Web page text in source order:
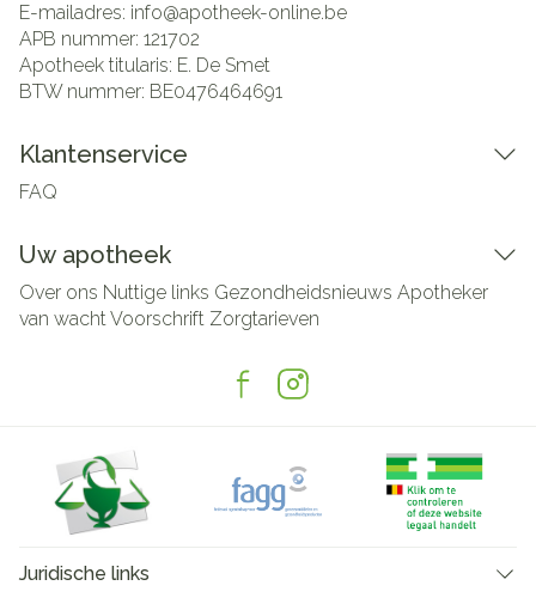
E-mailadres: info@apotheek-online.be
APB nummer: 121702
Apotheek titularis: E. De Smet
BTW nummer: BE0476464691
Klantenservice
FAQ
Uw apotheek
Over ons Nuttige links Gezondheidsnieuws Apotheker
van wachtVoorschrift Zorgtarieven
Juridische links